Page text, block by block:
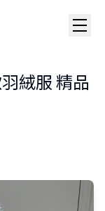
絨服 精品